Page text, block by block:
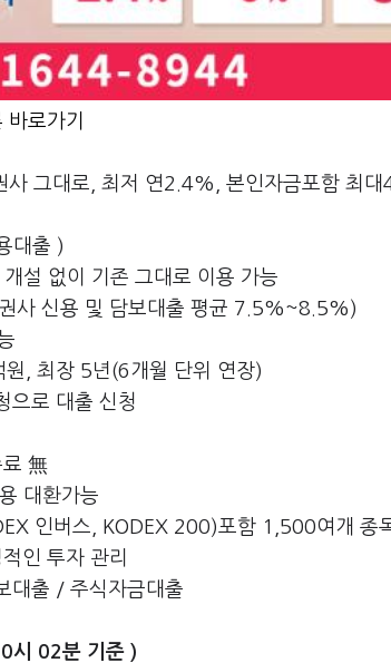
로가기
그대로, 최저 연2.4%, 본인자금포함 최대
대출 )
설 없이 기존 그대로 이용 가능
사 신용 및 담보대출 평균 7.5%~8.5%)
, 최장 5년(6개월 단위 연장)
으로 대출 신청
無
대환가능
인버스, KODEX 200)포함 1,500여개 종
인 투자 관리
대출 / 주식자금대출
시 02분 기준 )